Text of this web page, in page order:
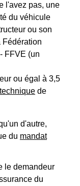
l'avez pas, une
du véhicule
ou son
Fédération
FFVE (un
ou égal à 3,5
de
d'autre,
du mandat
le demandeur
du